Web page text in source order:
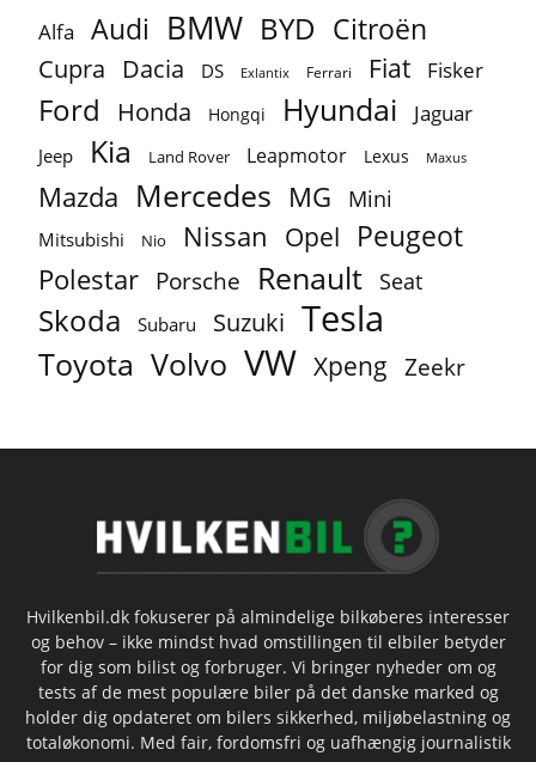
Alfa Audi BMW BYD Citroën
Cupra Dacia DS Exlantix Ferrari Fiat Fisker
Ford Honda Hongqi Hyundai Jaguar
Jeep Kia Land Rover Leapmotor Lexus Maxus
Mazda Mercedes MG Mini
Mitsubishi Nio Nissan Opel Peugeot
Polestar Porsche Renault Seat
Skoda Subaru Suzuki Tesla
Toyota Volvo VW Xpeng Zeekr
Hvilkenbil.dk fokuserer på almindelige bilkøberes interesser
og behov – ikke mindst hvad omstillingen til elbiler betyder
for dig som bilist og forbruger. Vi bringer nyheder om og
tests af de mest populære biler på det danske marked og
holder dig opdateret om bilers sikkerhed, miljøbelastning og
totaløkonomi. Med fair, fordomsfri og uafhængig journalistik